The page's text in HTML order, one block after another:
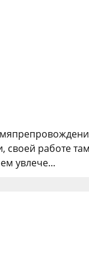
своей работе
увлече...